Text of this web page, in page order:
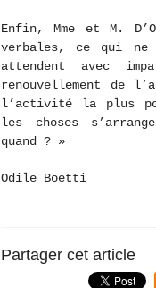
Enfin, Mme et M.
verbales, ce qui ne
attendent avec
renouvellement de
l’activité la plus
les choses
quand ? »
Odile Boetti
Partager cet article